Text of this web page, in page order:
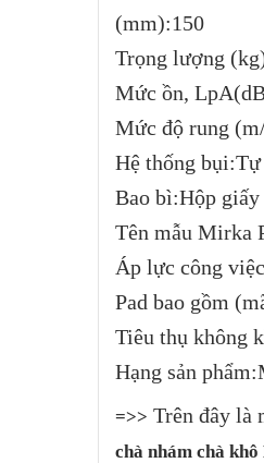
(mm):150
Trọng lượng
Mức ồn,
Mức độ rung
Hệ thống
Bao bì:Hộp giấy
Tên mẫu Mirka
Áp lực công
Pad bao gồm
Tiêu thụ không
Hạng sản
=>> Trên đây là
chà nhám chà